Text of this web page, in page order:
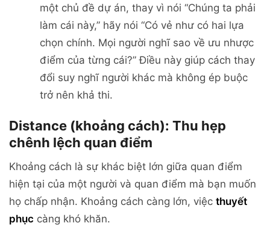
một chủ đề dự án, thay vì nói “Chúng ta phải
làm cái này,” hãy nói “Có vẻ như có hai lựa
chọn chính. Mọi người nghĩ sao về ưu nhược
điểm của từng cái?” Điều này giúp cách thay
đổi suy nghĩ người khác mà không ép buộc
trở nên khả thi.
Distance (khoảng cách): Thu hẹp
chênh lệch quan điểm
Khoảng cách là sự khác biệt lớn giữa quan điểm
hiện tại của một người và quan điểm mà bạn muốn
họ chấp nhận. Khoảng cách càng lớn, việc thuyết
phục càng khó khăn.